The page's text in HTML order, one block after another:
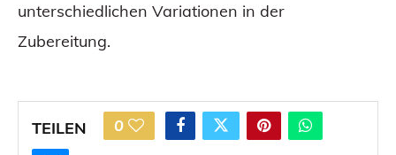
unterschiedlichen Variationen in der
Zubereitung.
TEILEN 0